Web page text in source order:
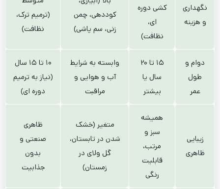
زیبایی
همیشه
سبز و
مرتب،
قابلیت
رنگی
متغیر (خشک
شدن در تابستان،
ظاهری
صنعتی و
عملکرد
یکنواخت،
بدون
لغزش
ناهموار، لغزنده
سخت، باعث
بازگشت توپ
همانطور که در جدول مشاهده می شود، Untitled-42 زمین
تفریحی پینت بال، یک تعادل بهینه بین ایمنی، زیبایی و هزینه
های عملیاتی در بلندمدت فراهم می کند. این سرمایه گذاری اولیه،